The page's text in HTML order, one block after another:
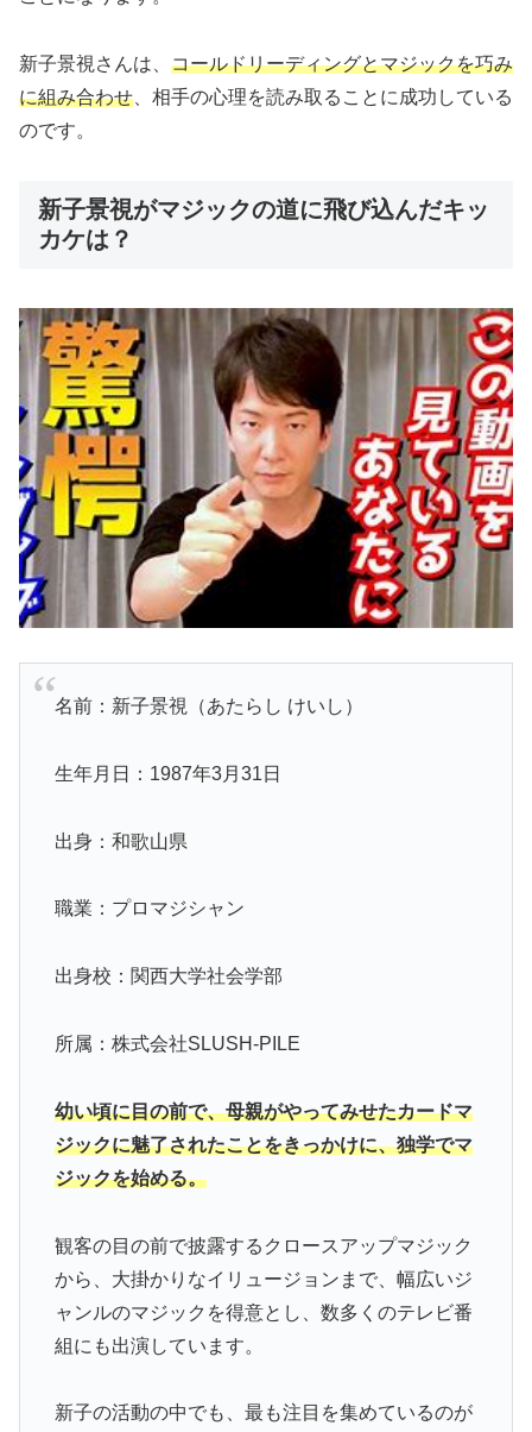
新子景視さんは、 コールドリーディングとマジックを巧み
に組み合わせ 、相手の心理を読み取ることに成功している
のです。
新子景視がマジックの道に飛び込んだキッ
カケは？
名前：新子景視（あたらし けいし）
生年月日：1987年3月31日
出身：和歌山県
職業：プロマジシャン
出身校：関西大学社会学部
所属：株式会社SLUSH-PILE
幼い頃に目の前で、母親がやってみせたカードマ
ジックに魅了されたことをきっかけに、独学でマ
ジックを始める。
観客の目の前で披露するクロースアップマジック
から、大掛かりなイリュージョンまで、幅広いジ
ャンルのマジックを得意とし、数多くのテレビ番
組にも出演しています。
新子の活動の中でも、最も注目を集めているのが